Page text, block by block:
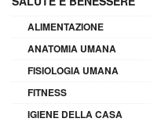
ALIMENTAZIONE
ANATOMIA UMANA
FISIOLOGIA UMANA
FITNESS
IGIENE DELLA CASA